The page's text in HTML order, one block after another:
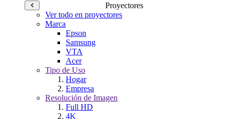
Proyectores
Ver todo en proyectores
Marca
Epson
Samsung
VTA
Acer
Tipo de Uso
Hogar
Empresa
Resolución de Imagen
Full HD
4K